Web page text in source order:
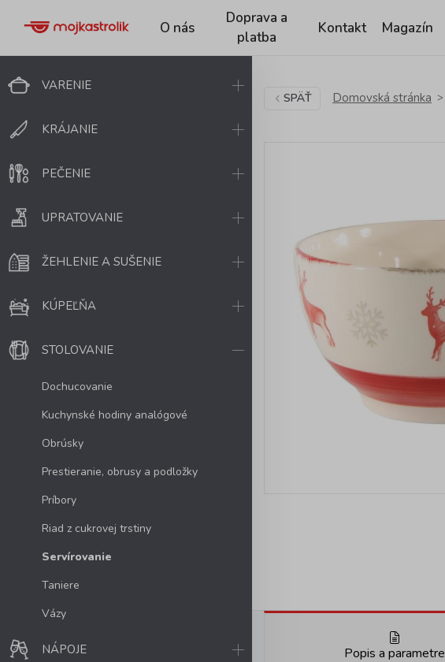
O nás
Doprava a
platba
Kontakt Magazín
VARENIE
KRÁJANIE
PEČENIE
UPRATOVANIE
ŽEHLENIE A SUŠENIE
KÚPEĽŇA
STOLOVANIE
Dochucovanie
Kuchynské hodiny analógové
Obrúsky
Prestieranie, obrusy a podložky
Príbory
Riad z cukrovej trstiny
Servírovanie
Taniere
Vázy
NÁPOJE
SPÄŤ Domovská stránka
Popis a parametre